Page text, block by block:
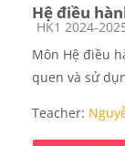
Hệ điều
Course
HK1 2024-
Môn Hệ điều
quen và sử
Teacher: